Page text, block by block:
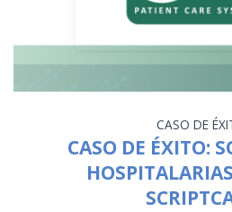
CASO DE
CASO DE ÉXITO: